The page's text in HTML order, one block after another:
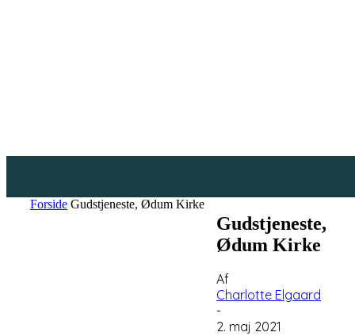
Forside Gudstjeneste, Ødum Kirke
Gudstjeneste,
Ødum Kirke
Af
Charlotte Elgaard
-
2. maj 2021